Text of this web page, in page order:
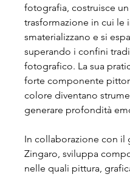
fotografia, costruisce
trasformazione in cui le
smaterializzano e si
superando i confini
fotografico. La sua
forte componente
colore diventano
generare profondità
In collaborazione con il
Zingaro, sviluppa
nelle quali pittura,